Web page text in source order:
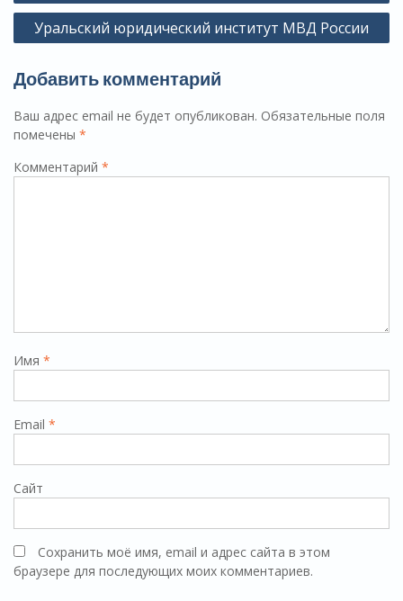
Уральский юридический институт МВД России
Добавить комментарий
Ваш адрес email не будет опубликован. Обязательные поля
помечены *
Комментарий *
Имя *
Email *
Сайт
Сохранить моё имя, email и адрес сайта в этом
браузере для последующих моих комментариев.